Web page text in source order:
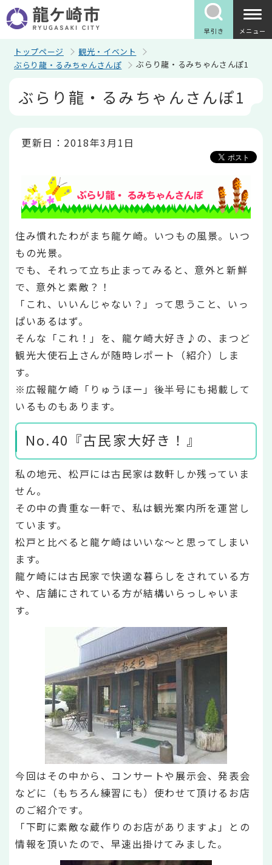
の
ペ
早引き メニュー
トップページ
観光・イベント
ぶらり龍・るみちゃんさんぽ
ぶらり龍・るみちゃんさんぽ1
ぶらり龍・るみちゃんさんぽ1
更新日：2018年3月1日
住み慣れたわがまち龍ケ崎。いつもの風景。いつ
もの光景。
でも、それって立ち止まってみると、意外と新鮮
で、意外と素敵？！
「これ、いいんじゃない？」って思うこと、いっ
ぱいあるはず。
そんな「これ！」を、龍ケ崎大好き♪の、まつど
観光大使石上さんが随時レポート（紹介）しま
す。
※広報龍ケ崎「りゅうほー」後半号にも掲載して
いるものもあります。
No.40『古民家大好き！』
私の地元、松戸には古民家は数軒しか残っていま
せん。
その中の貴重な一軒で、私は観光案内所を運営し
ています。
松戸と比べると龍ケ崎はいいな～と思ってしまい
ます。
龍ケ崎には古民家で快適な暮らしをされている方
や、店舗にされている方が結構いらっしゃいま
す。
今回はその中から、コンサートや展示会、発表会
などに（もちろん練習にも）使わせて頂けるお店
のご紹介です。
「下町に素敵な蔵作りのお店がありますよ」との
情報を頂いたので、早速出掛けてみました。